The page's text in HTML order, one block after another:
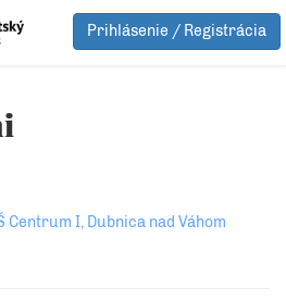
Prihlásenie / Registrácia
Centrum I, Dubnica nad Váhom